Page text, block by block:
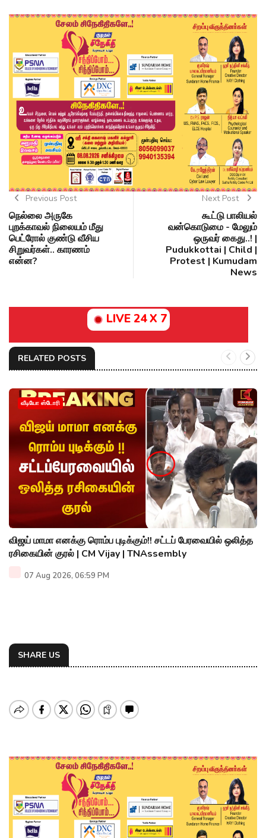
Previous Post
நெல்லை அருகே
புறக்காவல் நிலையம் மீது
பெட்ரோல் குண்டு வீசிய
சிறுவர்கள்.. காரணம்
என்ன?
Next Post
கூட்டு பாலியல்
வன்கொடுமை - மேலும்
ஒருவர் கைது..! |
Pudukkottai | Child |
Protest | Kumudam
News
LIVE 24 X 7
RELATED POSTS
வீடியோ ஸ்டோரி
விஜய் மாமா எனக்கு ரொம்ப புடிக்கும்!! சட்டப் பேரவையில் ஒலித்த
ரசிகையின் குரல் | CM Vijay | TNAssembly
07 Aug 2026, 06:59 PM
SHARE US